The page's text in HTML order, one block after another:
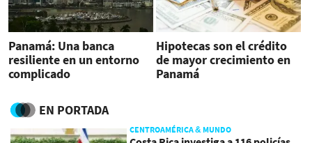
Panamá: Una banca
resiliente en un entorno
complicado
Hipotecas son el crédito
de mayor crecimiento en
Panamá
EN PORTADA
CENTROAMÉRICA & MUNDO